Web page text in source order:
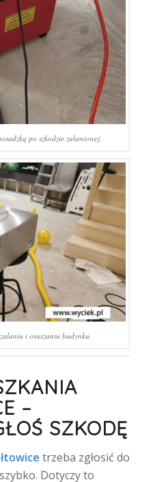
po szkodzie zalaniowej.
i osuszaniu budynku.
–
SZKODĘ
trzeba zgłosić do
Dotyczy to